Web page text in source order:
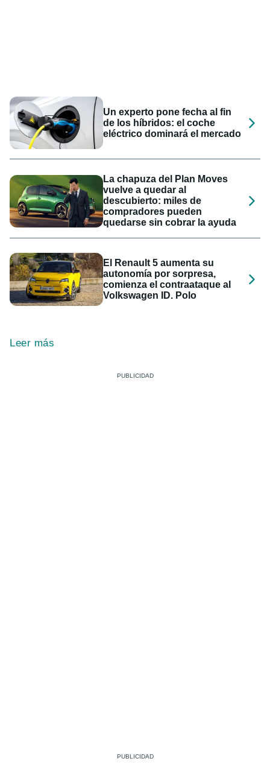
Un experto pone fecha al fin
de los híbridos: el coche
eléctrico dominará el mercado
La chapuza del Plan Moves
vuelve a quedar al
descubierto: miles de
compradores pueden
quedarse sin cobrar la ayuda
El Renault 5 aumenta su
autonomía por sorpresa,
comienza el contraataque al
Volkswagen ID. Polo
Leer más